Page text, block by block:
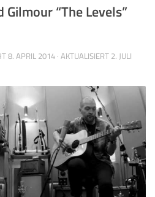
“The Levels”
8. APRIL 2014 · AKTUALISIERT 2. JULI